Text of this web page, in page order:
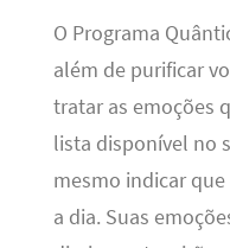
O Programa
além de purificar
tratar as emoções
lista disponível no
mesmo indicar
a dia. Suas